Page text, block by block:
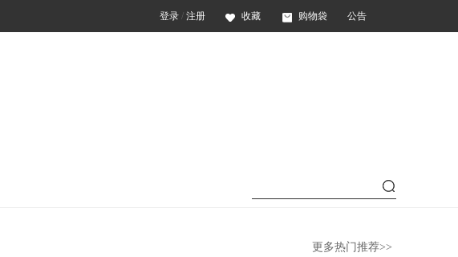
登录 / 注册 收藏 购物袋 公告
更多热门推荐>>